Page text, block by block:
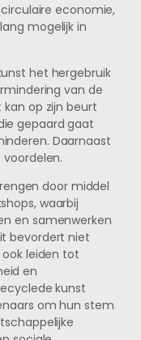
economie,
mogelijk in
het hergebruik
van de
op zijn beurt
gepaard gaat
Daarnaast
door middel
waarbij
en samenwerken
bevordert niet
leiden tot
en
kunst
om hun stem